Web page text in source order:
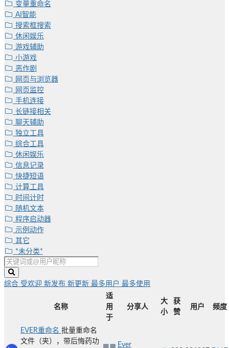
变量重命名
AI智能
搜索框搜索
休闲娱乐
游戏辅助
小游戏
恶作剧
网页与浏览器
网页监控
手机连接
长链接相关
聊天辅助
独立工具
综合工具
休闲娱乐
信息记录
快捷短语
计算工具
时间计时
随机文本
程序启动器
示例动作
其它
*未分类*
综合 受欢迎 新发布 新更新 最多用户 最多使用
名称
适
用
于
分享人
大
小
获
赞
用户 频度
EVER重命名 批量重命名
文件（夹），带后悔药功
Ever